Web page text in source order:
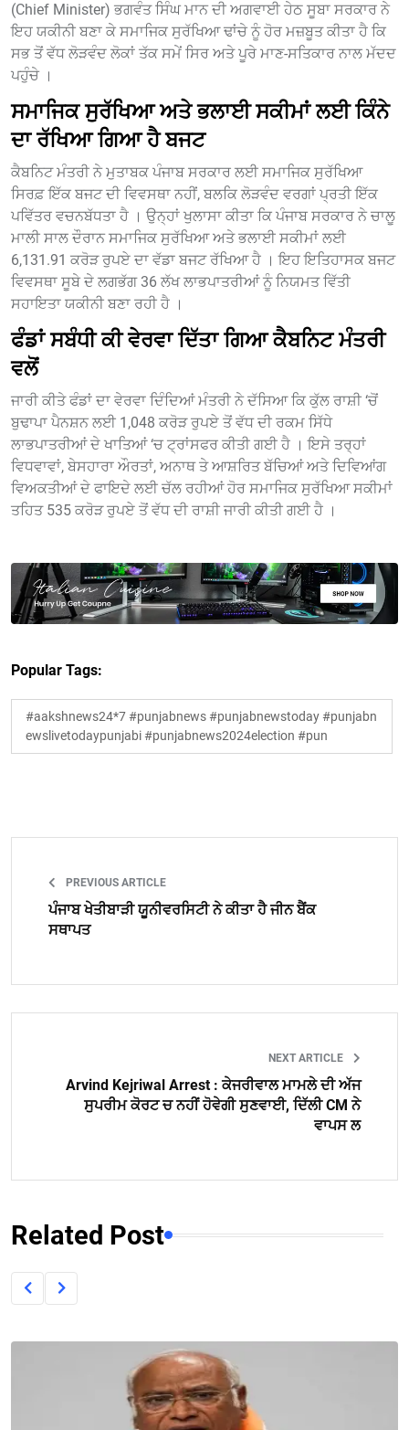
(Chief Minister) ਭਗਵੰਤ ਸਿੰਘ ਮਾਨ ਦੀ ਅਗਵਾਈ ਹੇਠ ਸੂਬਾ ਸਰਕਾਰ ਨੇ
ਇਹ ਯਕੀਨੀ ਬਣਾ ਕੇ ਸਮਾਜਿਕ ਸੁਰੱਖਿਆ ਢਾਂਚੇ ਨੂੰ ਹੋਰ ਮਜ਼ਬੂਤ ਕੀਤਾ ਹੈ ਕਿ
ਸਭ ਤੋਂ ਵੱਧ ਲੋੜਵੰਦ ਲੋਕਾਂ ਤੱਕ ਸਮੇਂ ਸਿਰ ਅਤੇ ਪੂਰੇ ਮਾਣ-ਸਤਿਕਾਰ ਨਾਲ ਮੱਦਦ
ਪਹੁੰਚੇ ।
ਸਮਾਜਿਕ ਸੁਰੱਖਿਆ ਅਤੇ ਭਲਾਈ ਸਕੀਮਾਂ ਲਈ ਕਿੰਨੇ
ਦਾ ਰੱਖਿਆ ਗਿਆ ਹੈ ਬਜਟ
ਕੈਬਨਿਟ ਮੰਤਰੀ ਨੇ ਮੁਤਾਬਕ ਪੰਜਾਬ ਸਰਕਾਰ ਲਈ ਸਮਾਜਿਕ ਸੁਰੱਖਿਆ
ਸਿਰਫ਼ ਇੱਕ ਬਜਟ ਦੀ ਵਿਵਸਥਾ ਨਹੀਂ, ਬਲਕਿ ਲੋੜਵੰਦ ਵਰਗਾਂ ਪ੍ਰਤੀ ਇੱਕ
ਪਵਿੱਤਰ ਵਚਨਬੱਧਤਾ ਹੈ । ਉਨ੍ਹਾਂ ਖੁਲਾਸਾ ਕੀਤਾ ਕਿ ਪੰਜਾਬ ਸਰਕਾਰ ਨੇ ਚਾਲੂ
ਮਾਲੀ ਸਾਲ ਦੌਰਾਨ ਸਮਾਜਿਕ ਸੁਰੱਖਿਆ ਅਤੇ ਭਲਾਈ ਸਕੀਮਾਂ ਲਈ
6,131.91 ਕਰੋੜ ਰੁਪਏ ਦਾ ਵੱਡਾ ਬਜਟ ਰੱਖਿਆ ਹੈ । ਇਹ ਇਤਿਹਾਸਕ ਬਜਟ
ਵਿਵਸਥਾ ਸੂਬੇ ਦੇ ਲਗਭੱਗ 36 ਲੱਖ ਲਾਭਪਾਤਰੀਆਂ ਨੂੰ ਨਿਯਮਤ ਵਿੱਤੀ
ਸਹਾਇਤਾ ਯਕੀਨੀ ਬਣਾ ਰਹੀ ਹੈ ।
ਫੰਡਾਂ ਸਬੰਧੀ ਕੀ ਵੇਰਵਾ ਦਿੱਤਾ ਗਿਆ ਕੈਬਨਿਟ ਮੰਤਰੀ
ਵਲੋਂ
ਜਾਰੀ ਕੀਤੇ ਫੰਡਾਂ ਦਾ ਵੇਰਵਾ ਦਿੰਦਿਆਂ ਮੰਤਰੀ ਨੇ ਦੱਸਿਆ ਕਿ ਕੁੱਲ ਰਾਸ਼ੀ ‘ਚੋਂ
ਬੁਢਾਪਾ ਪੈਨਸ਼ਨ ਲਈ 1,048 ਕਰੋੜ ਰੁਪਏ ਤੋਂ ਵੱਧ ਦੀ ਰਕਮ ਸਿੱਧੇ
ਲਾਭਪਾਤਰੀਆਂ ਦੇ ਖਾਤਿਆਂ ‘ਚ ਟ੍ਰਾਂਸਫਰ ਕੀਤੀ ਗਈ ਹੈ । ਇਸੇ ਤਰ੍ਹਾਂ
ਵਿਧਵਾਵਾਂ, ਬੇਸਹਾਰਾ ਔਰਤਾਂ, ਅਨਾਥ ਤੇ ਆਸ਼ਰਿਤ ਬੱਚਿਆਂ ਅਤੇ ਦਿਵਿਆਂਗ
ਵਿਅਕਤੀਆਂ ਦੇ ਫਾਇਦੇ ਲਈ ਚੱਲ ਰਹੀਆਂ ਹੋਰ ਸਮਾਜਿਕ ਸੁਰੱਖਿਆ ਸਕੀਮਾਂ
ਤਹਿਤ 535 ਕਰੋੜ ਰੁਪਏ ਤੋਂ ਵੱਧ ਦੀ ਰਾਸ਼ੀ ਜਾਰੀ ਕੀਤੀ ਗਈ ਹੈ ।
Popular Tags:
#aakshnews24*7 #punjabnews #punjabnewstoday #punjabn
ewslivetodaypunjabi #punjabnews2024election #pun
PREVIOUS ARTICLE
ਪੰਜਾਬ ਖੇਤੀਬਾੜੀ ਯੂਨੀਵਰਸਿਟੀ ਨੇ ਕੀਤਾ ਹੈ ਜੀਨ ਬੈਂਕ
ਸਥਾਪਤ
NEXT ARTICLE
Arvind Kejriwal Arrest : ਕੇਜਰੀਵਾਲ ਮਾਮਲੇ ਦੀ ਅੱਜ
ਸੁਪਰੀਮ ਕੋਰਟ ਚ ਨਹੀਂ ਹੋਵੇਗੀ ਸੁਣਵਾਈ, ਦਿੱਲੀ CM ਨੇ
ਵਾਪਸ ਲ
Related Post